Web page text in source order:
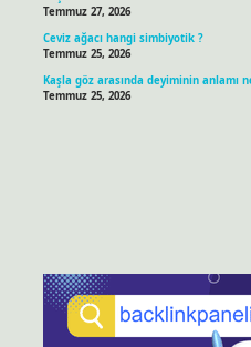
Temmuz 27, 2026
Ceviz ağacı hangi simbiyotik ?
Temmuz 25, 2026
Kaşla göz arasında deyiminin anlamı
Temmuz 25, 2026